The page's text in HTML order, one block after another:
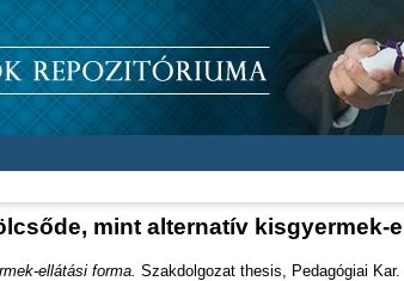
mint alternatív kisgyermek-
ellátási forma. Szakdolgozat thesis, Pedagógiai Kar.